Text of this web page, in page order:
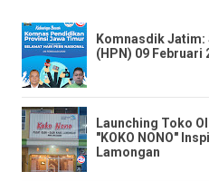
Komnasdik Jatim:
(HPN) 09 Februari
Launching Toko
"KOKO NONO"
Lamongan